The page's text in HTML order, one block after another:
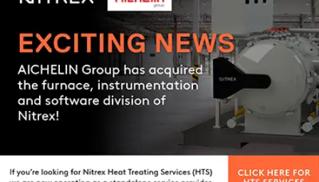
CARBURACIÓN
CARBURACIÓN A BAJA PRESIÓN (LPC)
NITRURACIÓN CON CONTROL DE
Contact us